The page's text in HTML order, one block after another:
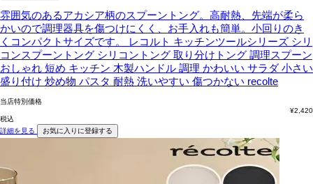
雰囲気のあるアカシア柄のスプーントング。高耐熱、先端が柔ら
かいので調理器具を傷つけにくく、お手入れも簡単。小回りのき
くコンパクトサイズです。
レコルト キッチンツールシリーズ シリ
コンスプーントング シリコントング 取り分けトング 調理スプーン
おしゃれ 短め キッチン 木製ハンドル 調理 かわいい サラダ 小さい
盛り付け 炒め物 パスタ 耐熱 洗いやすい 傷つかない recolte
当店特別価格
¥2,420
税込
詳細を見る
お気に入りに登録する